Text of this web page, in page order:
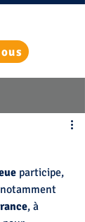
participe,
, à